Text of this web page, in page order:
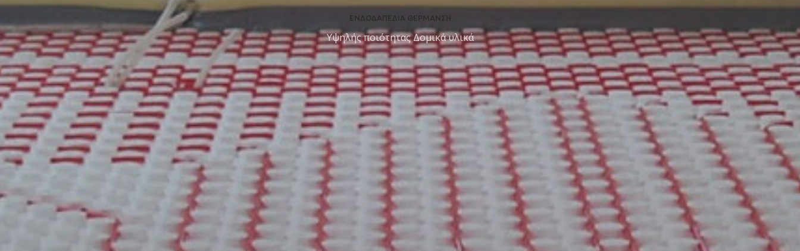
ΕΝΔΟΔΑΠΕΔΙΑ ΘΕΡΜΑΝΣΗ
Υψηλής ποιότητας Δομικά υλικά